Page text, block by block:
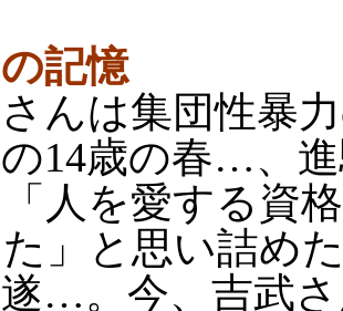
記憶
んは集団性暴
14歳の春…、
人を愛する資
」と思い詰め
…。今、吉武